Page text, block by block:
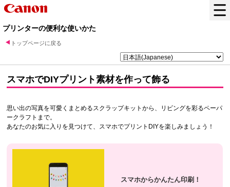
プリンターの便利な使いかた
トップページに戻る
スマホでDIYプリント素材を作って飾る
思い出の写真を可愛くまとめるスクラップキットから、リビングを彩るペーパ
ークラフトまで。
あなたのお気に入りを見つけて、スマホでプリントDIYを楽しみましょう！
スマホからかんたん印刷！